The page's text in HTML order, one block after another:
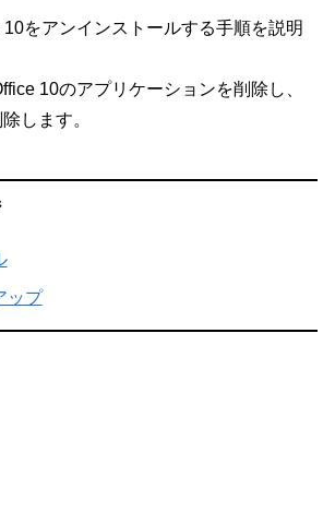
をアンインストールする手順を説明
10のアプリケーションを削除し、
します。
ップ